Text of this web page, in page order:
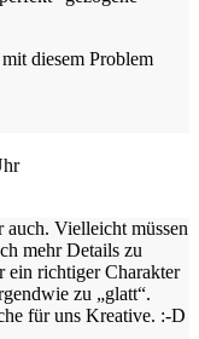
diesem Problem
auch. Vielleicht müssen
mehr Details zu
ein richtiger Charakter
zu „glatt“.
für uns Kreative. :-D